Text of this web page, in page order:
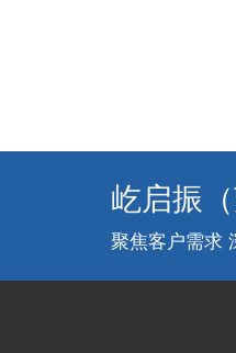
屹启振
聚焦客户需求